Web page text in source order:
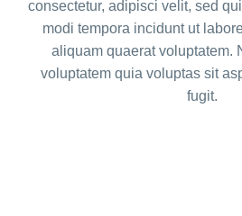
consectetur, adipisci velit, sed
modi tempora incidunt ut
aliquam quaerat voluptatem.
voluptatem quia voluptas sit
fugit.